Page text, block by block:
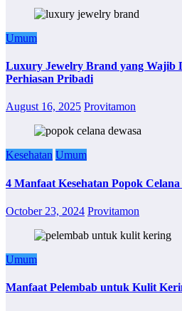
Umum
Luxury Jewelry Brand yang Wajib
Perhiasan Pribadi
August 16, 2025 Provitamon
Kesehatan Umum
4 Manfaat Kesehatan Popok Celana
October 23, 2024 Provitamon
Umum
Manfaat Pelembab untuk Kulit